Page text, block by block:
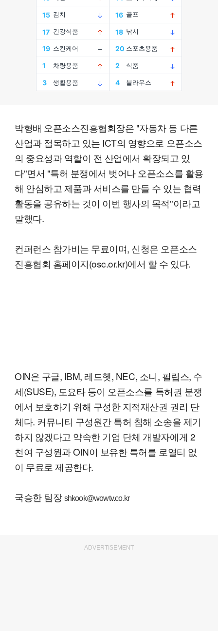
박형배 오픈소스진흥협회장은 "자동차 등 다른
산업과 접목하고 있는 ICT의 영향으로 오픈소스
의 중요성과 역할이 전 산업에서 확장되고 있
다"면서 "특허 분쟁에서 벗어나 오픈소스를 활용
해 안심하고 제품과 서비스를 만들 수 있는 협력
활동을 공유하는 것이 이번 행사의 목적"이라고
말했다.
컨퍼런스 참가비는 무료이며, 신청은 오픈소스
진흥협회 홈페이지(osc.or.kr)에서 할 수 있다.
OIN은 구글, IBM, 레드헷, NEC, 소니, 필립스, 수
세(SUSE), 도요타 등이 오픈소스를 특허권 분쟁
에서 보호하기 위해 구성한 지적재산권 권리 단
체다. 커뮤니티 구성원간 특허 침해 소송을 제기
하지 않겠다고 약속한 기업 단체 개발자에게 2
천여 구성원과 OIN이 보유한 특허를 로열티 없
이 무료로 제공한다.
국승한 팀장 shkook@wowtv.co.kr
ADVERTISEMENT